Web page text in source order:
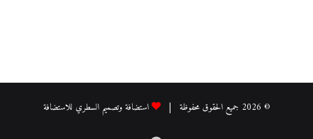
© 2026 جميع الحقوق محفوظة | استضافة وتصميم السطري للاستضافة